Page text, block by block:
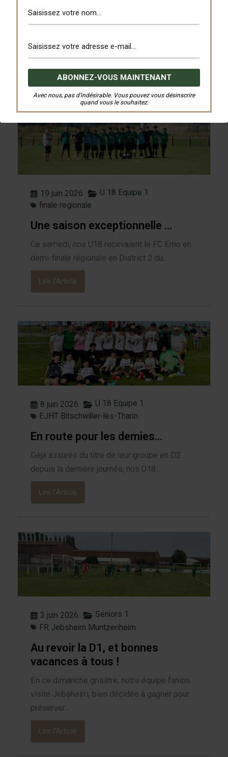
Avec nous, pas d’indésirable. Vous pouvez vous désinscrire
quand vous le souhaitez.
Ces articles pourraient vous intéresser …
19 juin 2026
U 18 Equipe 1
finale regionale
Une saison exceptionnelle …
Ce samedi, nos U18 recevaient le FC Erno en
demi-finale régionale en District 2 du...
Lire l'Article
8 juin 2026
U 18 Equipe 1
EJHT Bitschwiller-lès-Thann
En route pour les demies…
Déjà assurés du titre de leur groupe en D2
depuis la dernière journée, nos U18...
Lire l'Article
3 juin 2026
Séniors 1
FR Jebsheim Muntzenheim
Au revoir la D1, et bonnes
vacances à tous !
En ce dimanche grisâtre, notre équipe fanion
visite Jebsheim, bien décidée à gagner pour
préserver...
Lire l'Article